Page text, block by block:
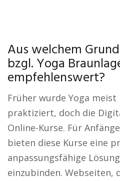
Aus welchem
bzgl. Yoga
empfehlenswert?
Früher wurde Yoga
praktiziert, doch die
Online-Kurse. Für
bieten diese Kurse eine
anpassungsfähige
einzubinden. Webseiten,